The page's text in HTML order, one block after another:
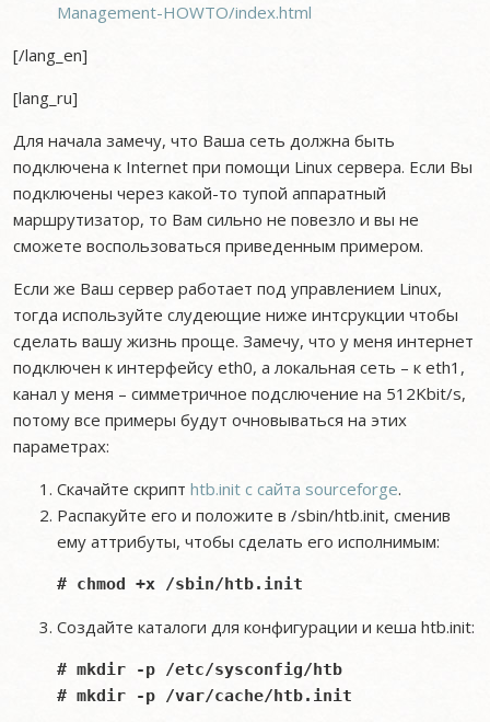
Management-HOWTO/index.html
[/lang_en]
[lang_ru]
Для начала замечу, что Ваша сеть должна быть
подключена к Internet при помощи Linux сервера. Если Вы
подключены через какой-то тупой аппаратный
маршрутизатор, то Вам сильно не повезло и вы не
сможете воспользоваться приведенным примером.
Если же Ваш сервер работает под управлением Linux,
тогда используйте слудеющие ниже интсрукции чтобы
сделать вашу жизнь проще. Замечу, что у меня интернет
подключен к интерфейсу eth0, а локальная сеть – к eth1,
канал у меня – симметричное подслючение на 512Kbit/s,
потому все примеры будут очновываться на этих
параметрах:
Скачайте скриптhtb.init с сайта sourceforge.
Распакуйте его и положите в /sbin/htb.init, сменив
ему аттрибуты, чтобы сделать его исполнимым:
Создайте каталоги для конфигурации и кеша htb.init:
# mkdir -p /etc/sysconfig/htb